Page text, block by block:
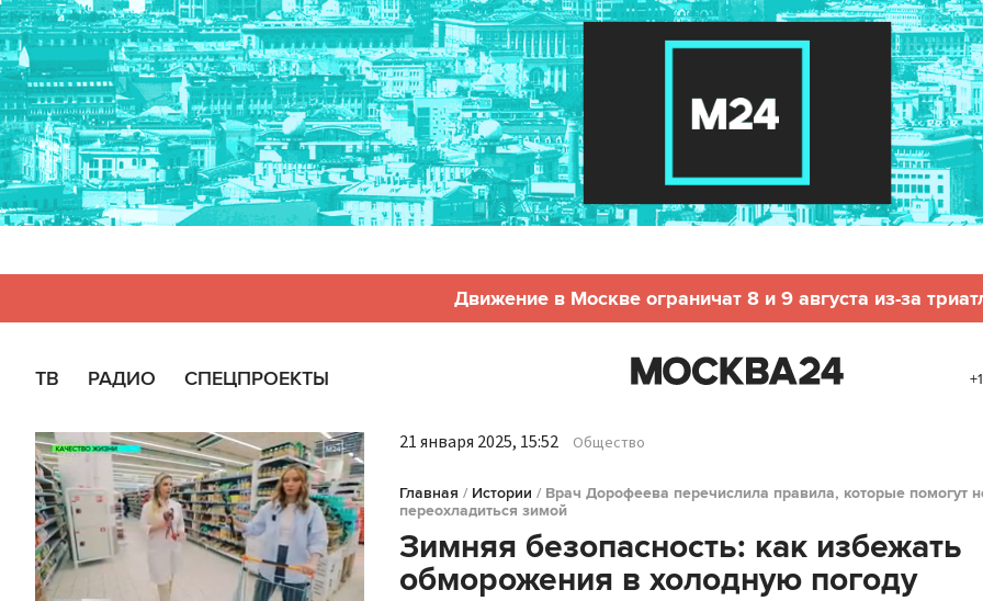
Движение в Москве ограничат 8 и 9 августа из-за
ТВ РАДИО СПЕЦПРОЕКТЫ
21 января 2025, 15:52 Общество
Главная / Истории / Врач Дорофеева перечислила правила, которые помогут
переохладиться зимой
Зимняя безопасность: как избежать
обморожения в холодную погоду